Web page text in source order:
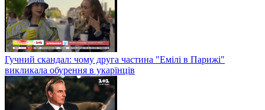
Гучний скандал: чому друга частина "Емілі в Парижі"
викликала обурення в укарїнців